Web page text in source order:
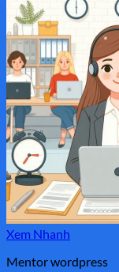
Xem Nhanh
Mentor wordpress